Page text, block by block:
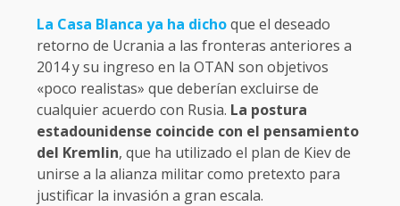
La Casa Blanca ya ha dichoque el deseado
retorno de Ucrania a las fronteras anteriores a
2014 y su ingreso en la OTAN son objetivos
«poco realistas» que deberían excluirse de
cualquier acuerdo con Rusia. La postura
estadounidense coincide con el pensamiento
del Kremlin, que ha utilizado el plan de Kiev de
unirse a la alianza militar como pretexto para
justificar la invasión a gran escala.